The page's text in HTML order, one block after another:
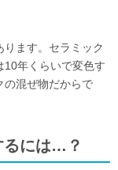
ます。セラミック
10年くらいで変色す
の混ぜ物だからで
るには…？